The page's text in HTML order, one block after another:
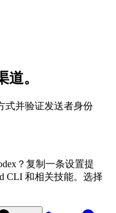
。
式并验证发送者身份
？复制一条设置提
CLI 和相关技能。选择